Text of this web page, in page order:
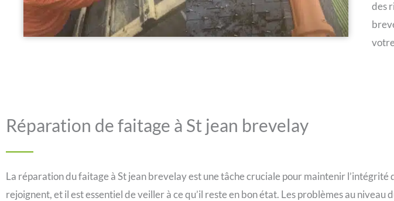
des
Réparation de faitage à St jean brevelay
La réparation du faitage à St jean brevelay est une tâche cruciale pour maintenir
rejoignent, et il est essentiel de veiller à ce qu’il reste en bon état. Les problèmes au